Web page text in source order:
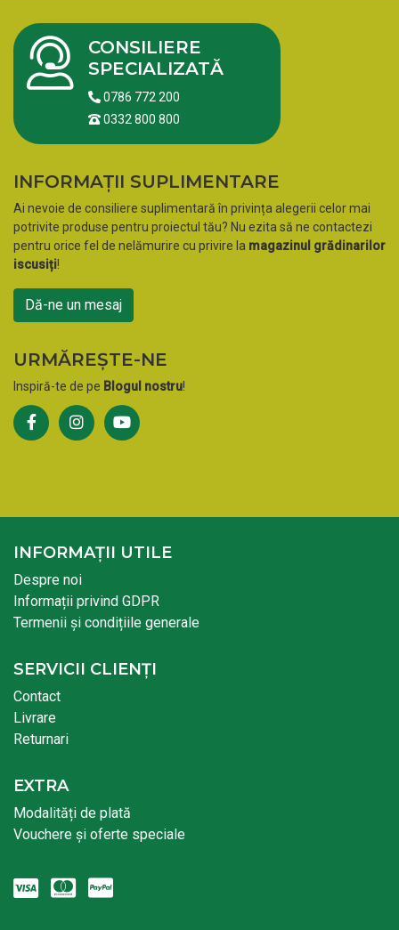
CONSILIERE
SPECIALIZATĂ
0786 772 200
0332 800 800
INFORMAȚII SUPLIMENTARE
Ai nevoie de consiliere suplimentară în privința alegerii celor mai
potrivite produse pentru proiectul tău? Nu ezita să ne contactezi
pentru orice fel de nelămurire cu privire la magazinul grădinarilor
iscusiți!
Dă-ne un mesaj
URMĂREȘTE-NE
Inspiră-te de pe Blogul nostru!
INFORMAȚII UTILE
Despre noi
Informații privind GDPR
Termenii și condițiile generale
SERVICII CLIENȚI
Contact
Livrare
Returnari
EXTRA
Modalități de plată
Vouchere și oferte speciale